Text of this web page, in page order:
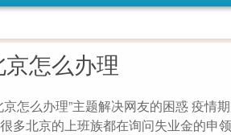
怎么办理
怎么办理”主题解决网友的困惑 疫情
多北京的上班族都在询问失业金的申